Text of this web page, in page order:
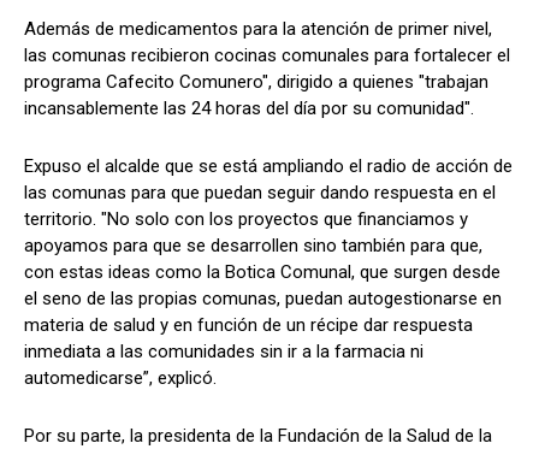
Además de medicamentos para la atención de primer nivel,
las comunas recibieron cocinas comunales para fortalecer el
programa Cafecito Comunero", dirigido a quienes "trabajan
incansablemente las 24 horas del día por su comunidad".
Expuso el alcalde que se está ampliando el radio de acción de
las comunas para que puedan seguir dando respuesta en el
territorio. "No solo con los proyectos que financiamos y
apoyamos para que se desarrollen sino también para que,
con estas ideas como la Botica Comunal, que surgen desde
el seno de las propias comunas, puedan autogestionarse en
materia de salud y en función de un récipe dar respuesta
inmediata a las comunidades sin ir a la farmacia ni
automedicarse”, explicó.
Por su parte, la presidenta de la Fundación de la Salud de la